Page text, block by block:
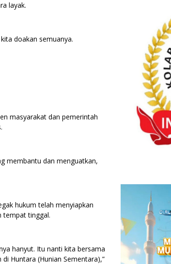
layak.
doakan semuanya.
masyarakat dan pemerintah
membantu dan menguatkan,
hukum telah menyiapkan
tempat tinggal.
hanyut. Itu nanti kita bersama
Huntara (Hunian Sementara),”